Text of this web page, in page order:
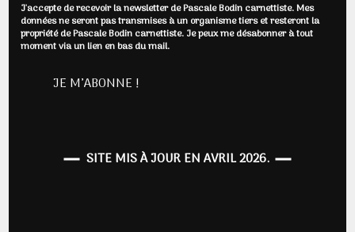
J'accepte de recevoir la newsletter de Pascale Bodin carnettiste. Mes
données ne seront pas transmises à un organisme tiers et resteront la
propriété de Pascale Bodin carnettiste. Je peux me désabonner à tout
moment via un lien en bas du mail.
SITE MIS À JOUR EN AVRIL 2026.